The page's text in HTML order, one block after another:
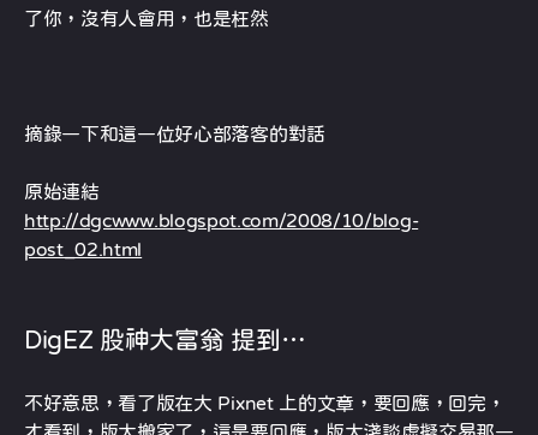
了你，沒有人會用，也是枉然
摘錄一下和這一位好心部落客的對話
原始連結
http://dgcwww.blogspot.com/2008/10/blog-
post_02.html
DigEZ 股神大富翁 提到…
不好意思，看了版在大 Pixnet 上的文章，要回應，回完，